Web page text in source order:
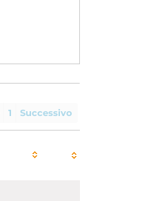
1 Successivo